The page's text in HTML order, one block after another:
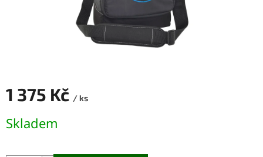
1 375 Kč / ks
cena:
Skladem